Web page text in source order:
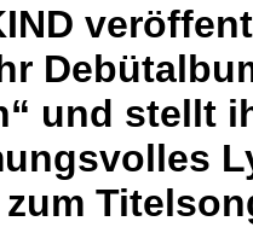
und stellt